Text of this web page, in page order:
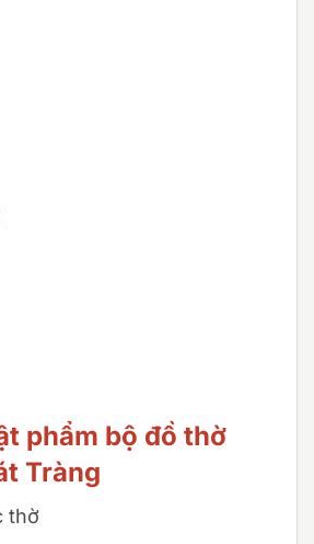
phẩm bộ đồ thờ
Tràng
thờ